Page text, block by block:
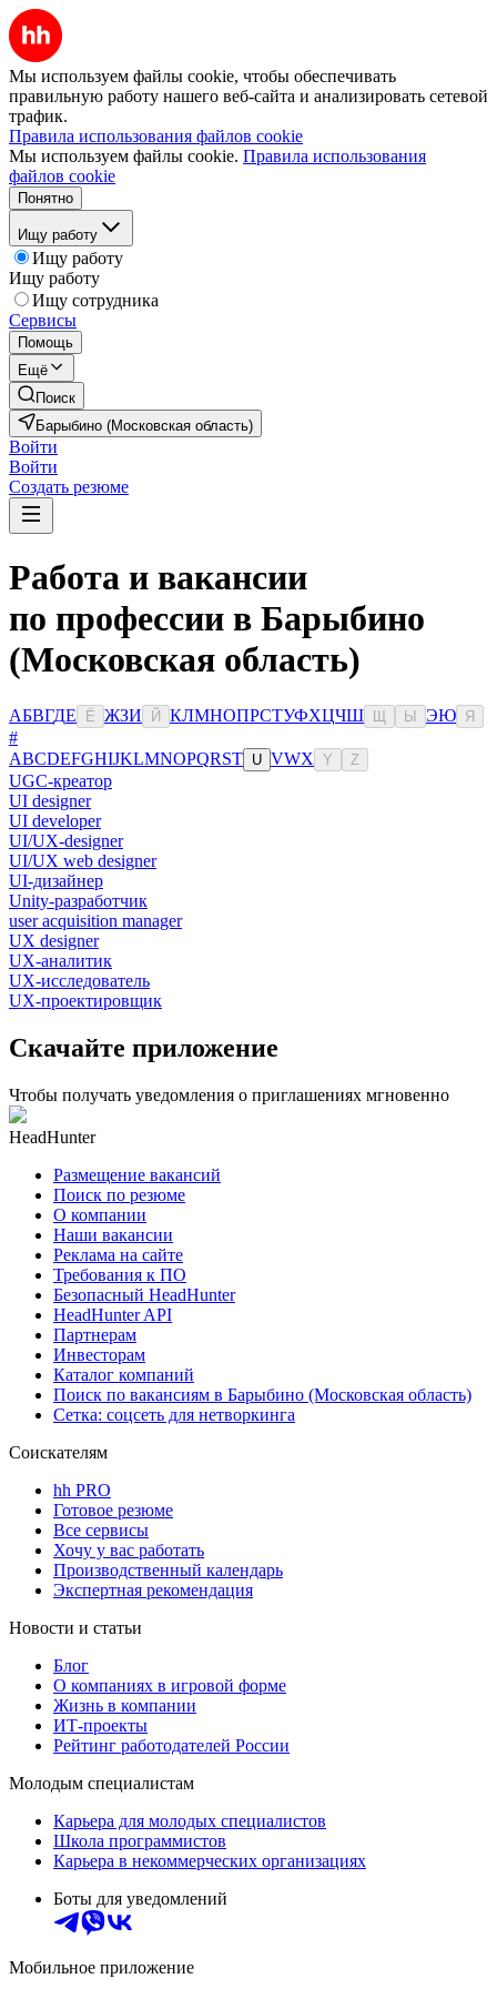
Мы используем файлы cookie, чтобы обеспечивать
правильную работу нашего веб-сайта и анализировать сетевой
трафик.
Правила использования файлов cookie
Мы используем файлы cookie. Правила использования
файлов cookie
Понятно
Ищу работу
Ищу работу
Ищу работу
Ищу сотрудника
Сервисы
Помощь
Ещё
Поиск
Барыбино (Московская область)
Войти
Войти
Создать резюме
Работа и вакансии
по профессии в Барыбино
(Московская область)
АБВГДЕ Ё ЖЗИ Й КЛМНОПРСТУФХЦЧШ Ы ЭЮ Я
#
ABCDEFGHIJKLMNOPQRST U VWX Y Z
UGC-креатор
UI designer
UI developer
UI/UX-designer
UI/UX web designer
UI-дизайнер
Unity-разработчик
user acquisition manager
UX designer
UX-аналитик
UX-исследователь
UX-проектировщик
Скачайте приложение
Чтобы получать уведомления о приглашениях мгновенно
HeadHunter
Размещение вакансий
Поиск по резюме
О компании
Наши вакансии
Реклама на сайте
Требования к ПО
Безопасный HeadHunter
HeadHunter API
Партнерам
Инвесторам
Каталог компаний
Поиск по вакансиям в Барыбино (Московская область)
Сетка: соцсеть для нетворкинга
Соискателям
hh PRO
Готовое резюме
Все сервисы
Хочу у вас работать
Производственный календарь
Экспертная рекомендация
Новости и статьи
Блог
О компаниях в игровой форме
Жизнь в компании
ИТ-проекты
Рейтинг работодателей России
Молодым специалистам
Карьера для молодых специалистов
Школа программистов
Карьера в некоммерческих организациях
Боты для уведомлений
Мобильное приложение